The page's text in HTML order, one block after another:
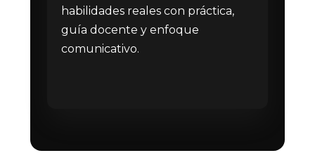
habilidades reales con práctica,
guía docente y enfoque
comunicativo.